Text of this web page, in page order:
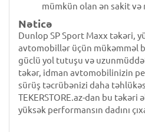
mümkün olan ən sakit
Nəticə
Dunlop SP Sport Maxx təkəri,
avtomobillər üçün mükəmməl
güclü yol tutuşu və
təkər, idman avtomobilinizin
sürüş təcrübənizi daha
TEKERSTORE.az-dan bu təkəri
yüksək performansın dadını